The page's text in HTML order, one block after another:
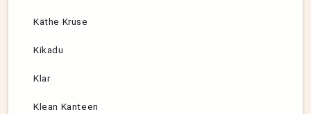
Käthe Kruse
Kikadu
Klar
Klean Kanteen